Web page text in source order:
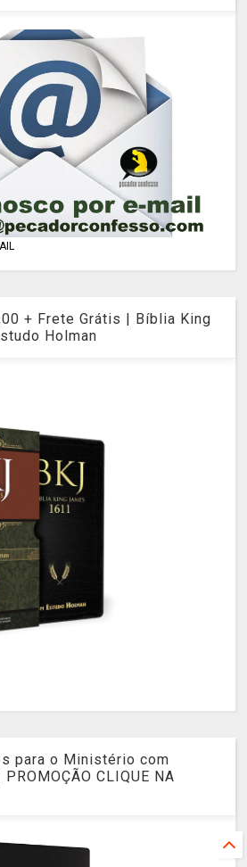
+ Frete Grátis | Bíblia King
Holman
para o Ministério com
CLIQUE NA